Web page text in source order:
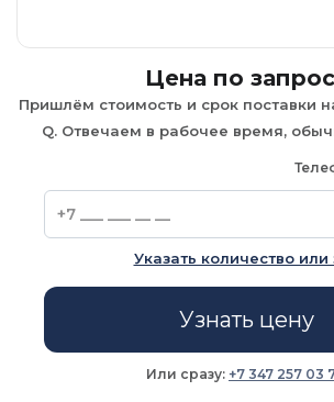
Цена по
Пришлём стоимость и срок поставки на
Q. Отвечаем в рабочее время,
Указать количество или
Узнать цену
Или сразу: +7 347 257 03